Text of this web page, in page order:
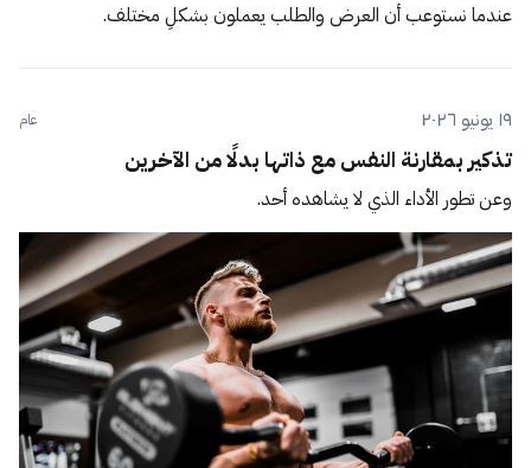
عندما نستوعب أن العرض والطلب يعملون بشكلٍ مختلف.
١٩ يونيو ٢٠٢٦ عام
تذكير بمقارنة النفس مع ذاتها بدلًا من الآخرين
وعن تطور الأداء الذي لا يشاهده أحد.